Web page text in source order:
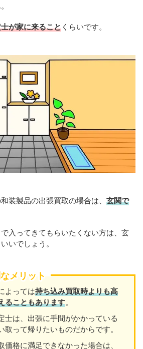
が家に来ること くらいです。
装製品の出張買取の場合は、 玄関で
入ってきてもらいたくない方は、玄
いでしょう。
メリット
よっては持ち込み買取時よりも高
ることもあります。
士は、出張に手間がかかっている
取って帰りたいものだからです。
価格に満足できなかった場合は、